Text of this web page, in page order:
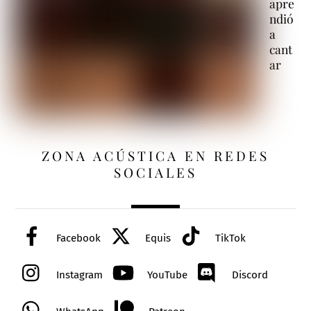
ndió
a
cant
ar
ZONA ACÚSTICA EN REDES
SOCIALES
Facebook Equis TikTok
Instagram YouTube Discord